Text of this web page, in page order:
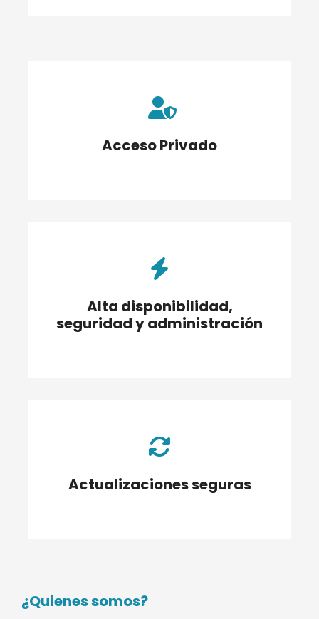
Acceso Privado
Alta disponibilidad,
seguridad y administración
Actualizaciones seguras
¿Quienes somos?